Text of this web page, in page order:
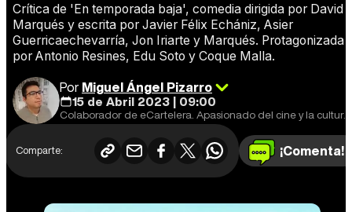
Crítica de 'En temporada baja', comedia dirigida por David
Marqués y escrita por Javier Félix Echániz, Asier
Guerricaechevarría, Jon Iriarte y Marqués. Protagonizada
por Antonio Resines, Edu Soto y Coque Malla.
PorMiguel Ángel Pizarro
15 de Abril 2023 | 09:00
Colaborador de eCartelera. Apasionado del cine y la cultura en general. Cine europeo y de animación, mi especialidad.
Comparte: ¡Comenta!